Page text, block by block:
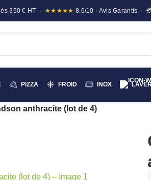
350 € HT · ★★★★★ 8.6/10 · Avis Garantis ·
PIZZA FROID INOX
anthracite (lot de 4)